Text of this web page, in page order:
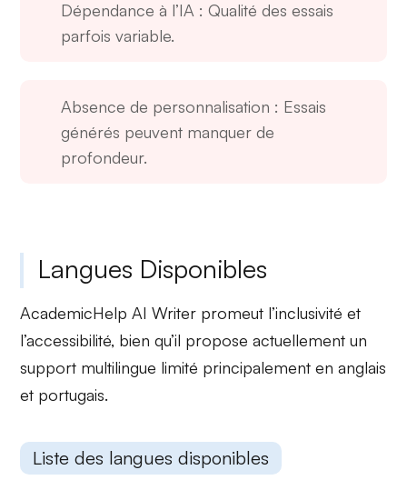
Dépendance à l’IA : Qualité des essais
parfois variable.
Absence de personnalisation : Essais
générés peuvent manquer de
profondeur.
Langues Disponibles
AcademicHelp AI Writer promeut l’inclusivité et
l’accessibilité, bien qu’il propose actuellement un
support multilingue limité principalement enanglais
et portugais.
Liste des langues disponibles